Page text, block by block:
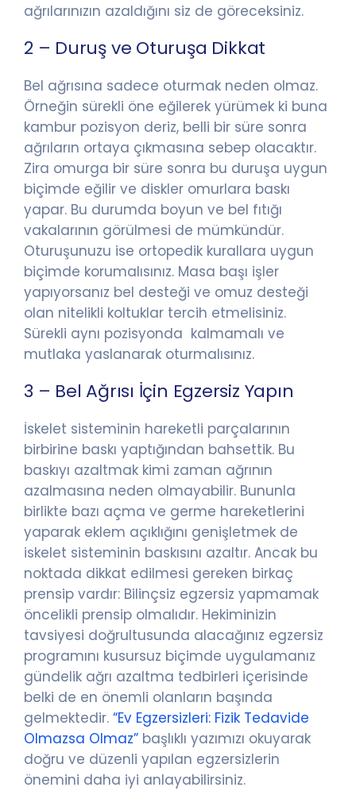
ağrılarınızın azaldığını siz de göreceksiniz.
2 – Duruş ve Oturuşa Dikkat
Bel ağrısına sadece oturmak neden olmaz.
Örneğin sürekli öne eğilerek yürümek ki buna
kambur pozisyon deriz, belli bir süre sonra
ağrıların ortaya çıkmasına sebep olacaktır.
Zira omurga bir süre sonra bu duruşa uygun
biçimde eğilir ve diskler omurlara baskı
yapar. Bu durumda boyun ve bel fıtığı
vakalarının görülmesi de mümkündür.
Oturuşunuzu ise ortopedik kurallara uygun
biçimde korumalısınız. Masa başı işler
yapıyorsanız bel desteği ve omuz desteği
olan nitelikli koltuklar tercih etmelisiniz.
Sürekli aynı pozisyonda kalmamalı ve
mutlaka yaslanarak oturmalısınız.
3 – Bel Ağrısı İçin Egzersiz Yapın
İskelet sisteminin hareketli parçalarının
birbirine baskı yaptığından bahsettik. Bu
baskıyı azaltmak kimi zaman ağrının
azalmasına neden olmayabilir. Bununla
birlikte bazı açma ve germe hareketlerini
yaparak eklem açıklığını genişletmek de
iskelet sisteminin baskısını azaltır. Ancak bu
noktada dikkat edilmesi gereken birkaç
prensip vardır: Bilinçsiz egzersiz yapmamak
öncelikli prensip olmalıdır. Hekiminizin
tavsiyesi doğrultusunda alacağınız egzersiz
programını kusursuz biçimde uygulamanız
gündelik ağrı azaltma tedbirleri içerisinde
belki de en önemli olanların başında
gelmektedir. “Ev Egzersizleri: Fizik Tedavide
Olmazsa Olmaz” başlıklı yazımızı okuyarak
doğru ve düzenli yapılan egzersizlerin
önemini daha iyi anlayabilirsiniz.